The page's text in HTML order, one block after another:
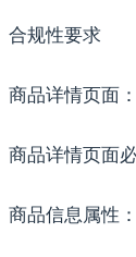
合规性要求
商品详情页面：
商品详情页面
商品信息属性：